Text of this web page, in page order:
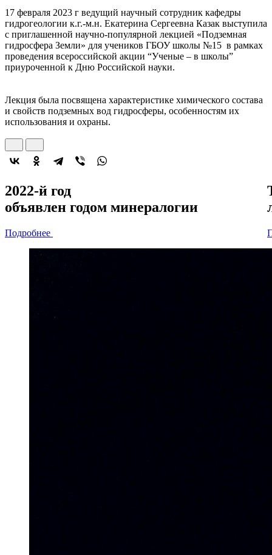
17 февраля 2023 г ведущий научный сотрудник кафедры
гидрогеологии к.г.-м.н. Екатерина Сергеевна Казак выступила
с приглашенной научно-популярной лекцией «Подземная
гидросфера Земли» для учеников ГБОУ школы №15 в рамках
проведения всероссийской акции “Ученые – в школы”
приуроченной к Дню Российской науки.
Лекция была посвящена характеристике химического состава
и свойств подземных вод гидросферы, особенностям их
использования и охраны.
2022-й год
объявлен годом минералогии
Подробнее